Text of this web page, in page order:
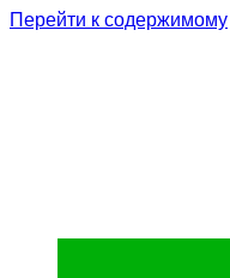
Перейти к содержимому